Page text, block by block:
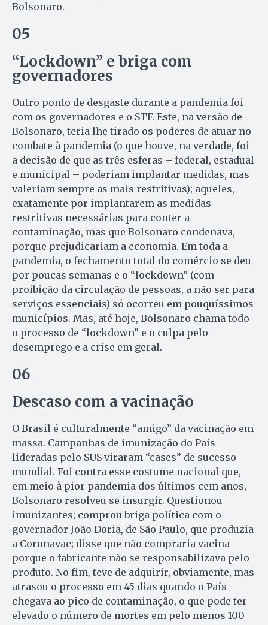
Bolsonaro.
05
“Lockdown” e briga com
governadores
Outro ponto de desgaste durante a pandemia foi
com os governadores e o STF. Este, na versão de
Bolsonaro, teria lhe tirado os poderes de atuar no
combate à pandemia (o que houve, na verdade, foi
a decisão de que as três esferas – federal, estadual
e municipal – poderiam implantar medidas, mas
valeriam sempre as mais restritivas); aqueles,
exatamente por implantarem as medidas
restritivas necessárias para conter a
contaminação, mas que Bolsonaro condenava,
porque prejudicariam a economia. Em toda a
pandemia, o fechamento total do comércio se deu
por poucas semanas e o “lockdown” (com
proibição da circulação de pessoas, a não ser para
serviços essenciais) só ocorreu em pouquíssimos
municípios. Mas, até hoje, Bolsonaro chama todo
o processo de “lockdown” e o culpa pelo
desemprego e a crise em geral.
06
Descaso com a vacinação
O Brasil é culturalmente “amigo” da vacinação em
massa. Campanhas de imunização do País
lideradas pelo SUS viraram “cases” de sucesso
mundial. Foi contra esse costume nacional que,
em meio à pior pandemia dos últimos cem anos,
Bolsonaro resolveu se insurgir. Questionou
imunizantes; comprou briga política com o
governador João Doria, de São Paulo, que produzia
a Coronavac; disse que não compraria vacina
porque o fabricante não se responsabilizava pelo
produto. No fim, teve de adquirir, obviamente, mas
atrasou o processo em 45 dias quando o País
chegava ao pico de contaminação, o que pode ter
elevado o número de mortes em pelo menos 100